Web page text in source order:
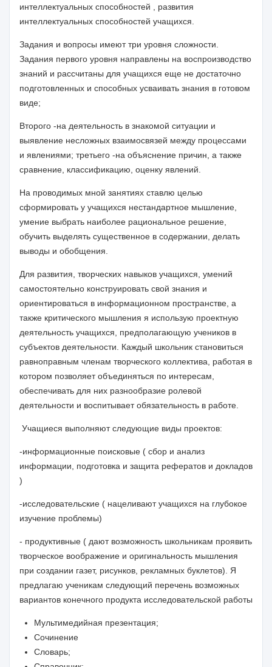
интеллектуальных способностей , развития
интеллектуальных способностей учащихся.
Задания и вопросы имеют три уровня сложности.
Задания первого уровня направлены на воспроизводство
знаний и рассчитаны для учащихся еще не достаточно
подготовленных и способных усваивать знания в готовом
виде;
Второго -на деятельность в знакомой ситуации и
выявление несложных взаимосвязей между процессами
и явлениями; третьего -на объяснение причин, а также
сравнение, классификацию, оценку явлений.
На проводимых мной занятиях ставлю целью
сформировать у учащихся нестандартное мышление,
умение выбрать наиболее рациональное решение,
обучить выделять существенное в содержании, делать
выводы и обобщения.
Для развития, творческих навыков учащихся, умений
самостоятельно конструировать свой знания и
ориентироваться в информационном пространстве, а
также критического мышления я использую проектную
деятельность учащихся, предполагающую учеников в
субъектов деятельности. Каждый школьник становиться
равноправным членам творческого коллектива, работая в
котором позволяет объединяться по интересам,
обеспечивать для них разнообразие ролевой
деятельности и воспитывает обязательность в работе.
Учащиеся выполняют следующие виды проектов:
-информационные поисковые ( сбор и анализ
информации, подготовка и защита рефератов и докладов
)
-исследовательские ( нацеливают учащихся на глубокое
изучение проблемы)
- продуктивные ( дают возможность школьникам проявить
творческое воображение и оригинальность мышления
при создании газет, рисунков, рекламных буклетов). Я
предлагаю ученикам следующий перечень возможных
вариантов конечного продукта исследовательской работы
Мультимедийная презентация;
Сочинение
Словарь;